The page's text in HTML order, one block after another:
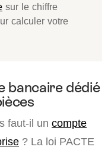
sur le chiffre
calculer votre
bancaire dédié
faut-il un compte
? La loi PACTE